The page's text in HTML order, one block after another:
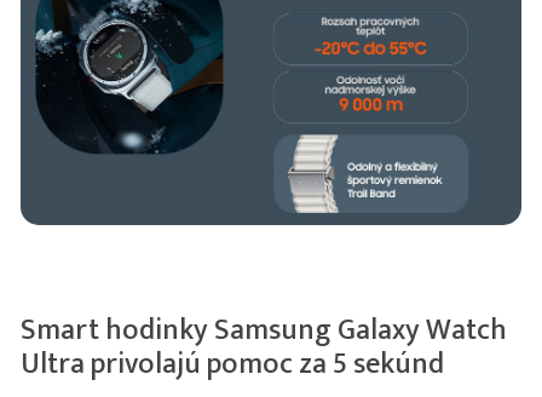
Smart hodinky Samsung Galaxy Watch
Ultra privolajú pomoc za 5 sekúnd